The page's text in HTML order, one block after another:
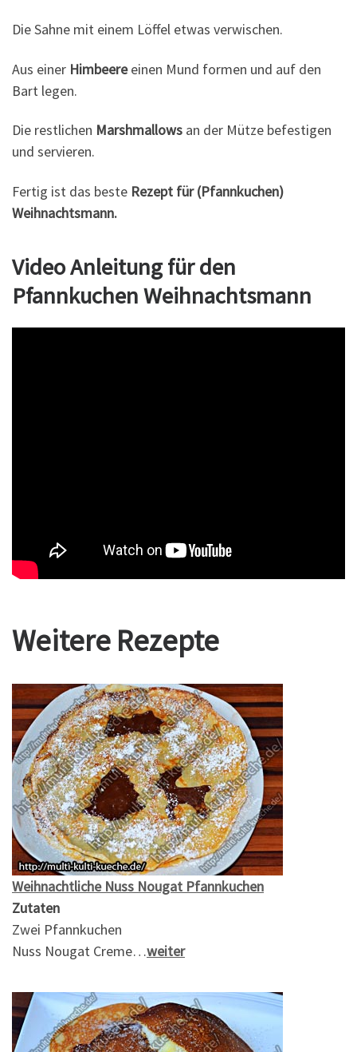
Die Sahne mit einem Löffel etwas verwischen.
Aus einer Himbeereeinen Mund formen und auf den
Bart legen.
Die restlichen Marshmallows an der Mütze befestigen
und servieren.
Fertig ist das beste Rezept für (Pfannkuchen)
Weihnachtsmann.
Video Anleitung für den
Pfannkuchen Weihnachtsmann
Weitere Rezepte
Weihnachtliche Nuss Nougat Pfannkuchen
Zutaten
Zwei Pfannkuchen
Nuss Nougat Creme…weiter